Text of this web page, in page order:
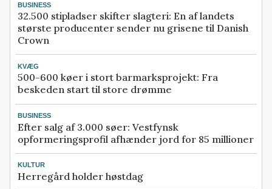
BUSINESS
32.500 stipladser skifter slagteri: En af landets
største producenter sender nu grisene til Danish
Crown
KVÆG
500-600 køer i stort barmarksprojekt: Fra
beskeden start til store drømme
BUSINESS
Efter salg af 3.000 søer: Vestfynsk
opformeringsprofil afhænder jord for 85 millioner
KULTUR
Herregård holder høstdag